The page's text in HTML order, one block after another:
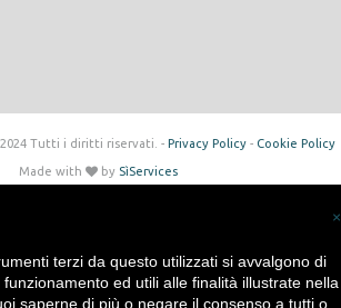
Tutti i diritti riservati. - Privacy Policy- Cookie Policy
Made with by SìServices
×
terzi da questo utilizzati si avvalgono di
ed utili alle finalità illustrate nella
saperne di più o negare il consenso a tutti o